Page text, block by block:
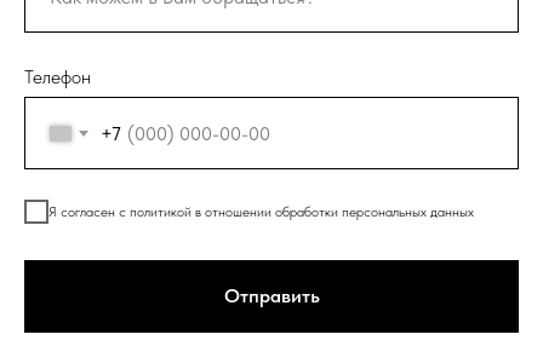
Телефон
+7
Я согласен с политикой в отношении обработки персональных данных
Отправить